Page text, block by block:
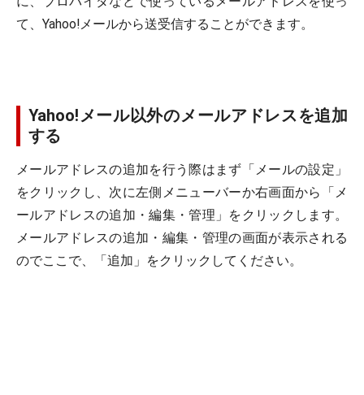
て、Yahoo!メールから送受信することができます。
Yahoo!メール以外のメールアドレスを追加
する
メールアドレスの追加を行う際はまず「メールの設定」
をクリックし、次に左側メニューバーか右画面から「メ
ールアドレスの追加・編集・管理」をクリックします。
メールアドレスの追加・編集・管理の画面が表示される
のでここで、「追加」をクリックしてください。